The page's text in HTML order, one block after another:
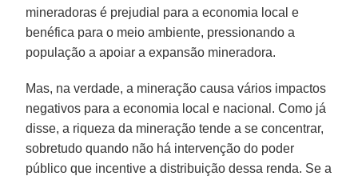
mineradoras é prejudial para a economia local e
benéfica para o meio ambiente, pressionando a
população a apoiar a expansão mineradora.
Mas, na verdade, a mineração causa vários impactos
negativos para a economia local e nacional. Como já
disse, a riqueza da mineração tende a se concentrar,
sobretudo quando não há intervenção do poder
público que incentive a distribuição dessa renda. Se a